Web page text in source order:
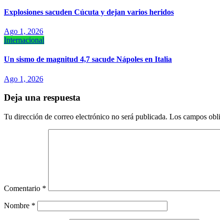
Explosiones sacuden Cúcuta y dejan varios heridos
Ago 1, 2026
Internacional
Un sismo de magnitud 4,7 sacude Nápoles en Italia
Ago 1, 2026
Deja una respuesta
Tu dirección de correo electrónico no será publicada. Los campos
Comentario *
Nombre *